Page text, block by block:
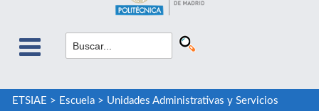
ETSIAE > Escuela> Unidades Administrativas y Servicios